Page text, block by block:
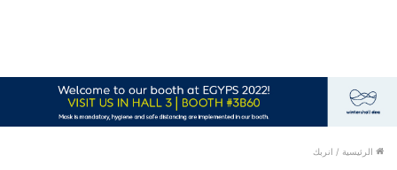
الرئيسية / انربك